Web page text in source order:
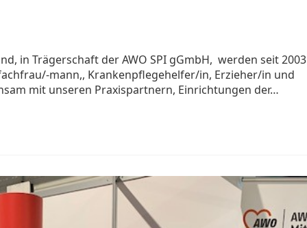
in Trägerschaft der AWO SPI gGmbH, werden seit 2003
mann,, Krankenpflegehelfer/in, Erzieher/in und
mit unseren Praxispartnern, Einrichtungen der…